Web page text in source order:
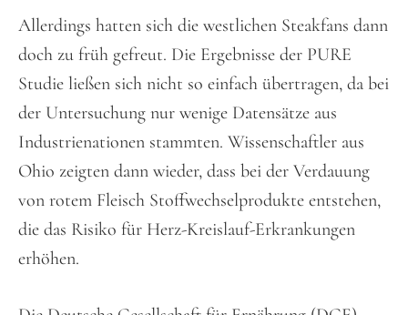
Allerdings hatten sich die westlichen Steakfans dann
doch zu früh gefreut. Die Ergebnisse der PURE
Studie ließen sich nicht so einfach übertragen, da bei
der Untersuchung nur wenige Datensätze aus
Industrienationen stammten. Wissenschaftler aus
Ohio zeigten dann wieder, dass bei der Verdauung
von rotem Fleisch Stoffwechselprodukte entstehen,
die das Risiko für Herz-Kreislauf-Erkrankungen
erhöhen.